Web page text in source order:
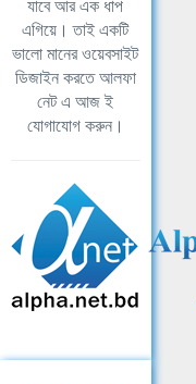
যাবে আর এক ধাপ
এগিয়ে। তাই একটি
ভালো মানের ওয়েবসাইট
ডিজাইন করতে আলফা
নেট এ আজ ই
যোগাযোগ করুন।